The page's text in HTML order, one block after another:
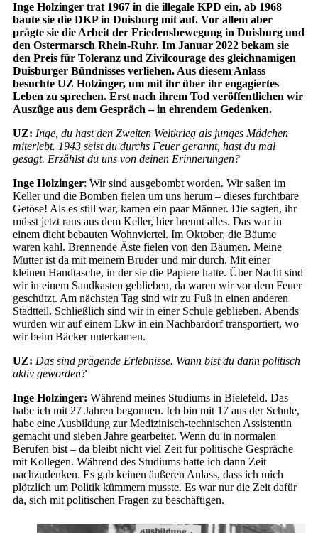
Inge Holzinger trat 1967 in die illegale KPD ein, ab 1968
baute sie die DKP in Duisburg mit auf. Vor allem aber
prägte sie die Arbeit der Friedensbewegung in Duisburg und
den Ostermarsch Rhein-Ruhr. Im Januar 2022 bekam sie
den Preis für Toleranz und Zivilcourage des gleichnamigen
Duisburger Bündnisses verliehen. Aus diesem Anlass
besuchte UZ Holzinger, um mit ihr über ihr engagiertes
Leben zu sprechen. Erst nach ihrem Tod veröffentlichen wir
Auszüge aus dem Gespräch – in ehrendem Gedenken.
UZ: Inge, du hast den Zweiten Weltkrieg als junges Mädchen
miterlebt. 1943 seist du durchs Feuer gerannt, hast du mal
gesagt. Erzählst du uns von deinen Erinnerungen?
Inge Holzinger: Wir sind ausgebombt worden. Wir saßen im
Keller und die Bomben fielen um uns herum – dieses furchtbare
Getöse! Als es still war, kamen ein paar Männer. Die sagten, ihr
müsst jetzt raus aus dem Keller, hier brennt alles. Das war in
einem dicht bebauten Wohnviertel. Im Oktober, die Bäume
waren kahl. Brennende Äste fielen von den Bäumen. Meine
Mutter ist da mit meinem Bruder und mir durch. Mit einer
kleinen Handtasche, in der sie die Papiere hatte. Über Nacht sind
wir in einem Sandkasten geblieben, da waren wir vor dem Feuer
geschützt. Am nächsten Tag sind wir zu Fuß in einen anderen
Stadtteil. Schließlich sind wir in einer Schule geblieben. Abends
wurden wir auf einem Lkw in ein Nachbardorf transportiert, wo
wir beim Bäcker unterkamen.
UZ: Das sind prägende Erlebnisse. Wann bist du dann politisch
aktiv geworden?
Inge Holzinger: Während meines Studiums in Bielefeld. Das
habe ich mit 27 Jahren begonnen. Ich bin mit 17 aus der Schule,
habe eine Ausbildung zur Medizinisch-technischen Assistentin
gemacht und sieben Jahre gearbeitet. Wenn du in normalen
Berufen bist – da bleibt nicht viel Zeit für politische Gespräche
mit Kollegen. Während des Studiums hatte ich dann Zeit
nachzudenken. Es gab keinen äußeren Anlass, dass ich mich
plötzlich um Politik kümmern musste. Es war nur die Zeit dafür
da, sich mit politischen Fragen zu beschäftigen.